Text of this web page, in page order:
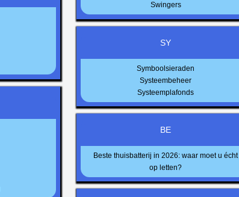
Swingers
SY
Symboolsieraden
Systeembeheer
Systeemplafonds
BE
Beste thuisbatterij in 2026: waar moet u écht
op letten?